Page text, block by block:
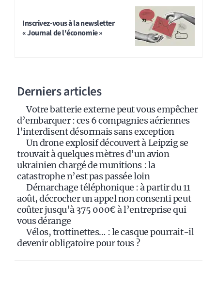
Inscrivez-vous à la newsletter
« Journal de l'économie »
Derniers articles
Votre batterie externe peut vous empêcher
d’embarquer : ces 6 compagnies aériennes
l’interdisent désormais sans exception
Un drone explosif découvert à Leipzig se
trouvait à quelques mètres d’un avion
ukrainien chargé de munitions : la
catastrophe n’est pas passée loin
Démarchage téléphonique : à partir du 11
août, décrocher un appel non consenti peut
coûter jusqu’à 375 000€ à l’entreprise qui
vous dérange
Vélos, trottinettes… : le casque pourrait-il
devenir obligatoire pour tous ?